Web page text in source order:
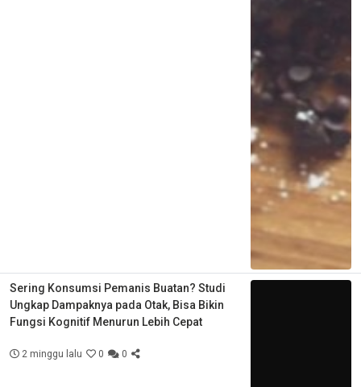
Sering Konsumsi Pemanis Buatan? Studi
Ungkap Dampaknya pada Otak, Bisa Bikin
Fungsi Kognitif Menurun Lebih Cepat
2 minggu lalu 0 0